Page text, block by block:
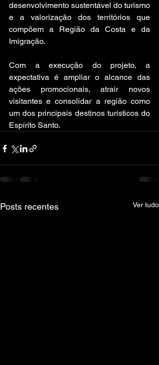
desenvolvimento sustentável do turismo
e a valorização dos territórios que
compõem a Região da Costa e da
Imigração.
Com a execução do projeto, a
expectativa é ampliar o alcance das
ações promocionais, atrair novos
visitantes e consolidar a região como
um dos principais destinos turísticos do
Espírito Santo.
Posts recentes Ver tudo